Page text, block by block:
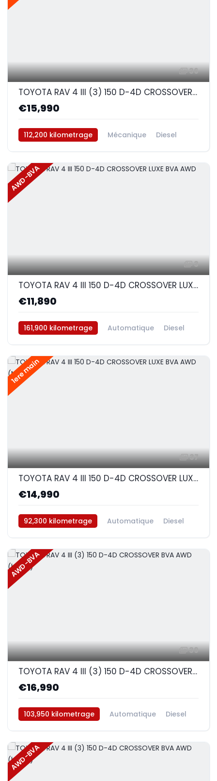
36
TOYOTA RAV 4 III (3) 150 D-4D CROSSOVER EXCLUSIVE AWD
€15,990
112,200 kilometrage Mécanique
Diesel
AWD-BVA
3
TOYOTA RAV 4 III 150 D-4D CROSSOVER LUXE BVA AWD
€11,890
161,900 kilometrage Automatique
Diesel
1ere main
37
TOYOTA RAV 4 III 150 D-4D CROSSOVER LUXE BVA AWD (Noir)
€14,990
92,300 kilometrage Automatique
Diesel
AWD-BVA
39
TOYOTA RAV 4 III (3) 150 D-4D CROSSOVER BVA AWD (blanc)
€16,990
103,950 kilometrage Automatique
Diesel
AWD-BVA